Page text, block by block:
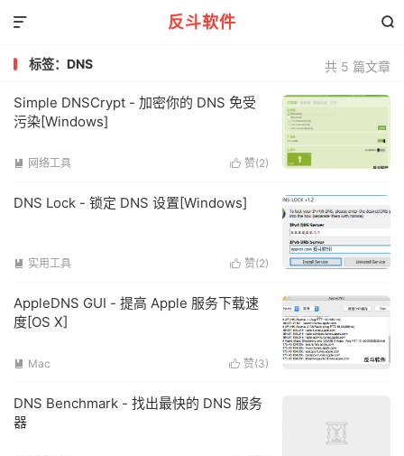
反斗软件 

共 5 篇文章
标签：DNS
Simple DNSCrypt - 加密你的 DNS 免受
污染[Windows]
 赞(2)
 网络工具
DNS Lock - 锁定 DNS 设置[Windows]
 赞(2)
 实用工具
AppleDNS GUI - 提高 Apple 服务下载速
度[OS X]
 赞(3)
 Mac
DNS Benchmark - 找出最快的 DNS 服务
器